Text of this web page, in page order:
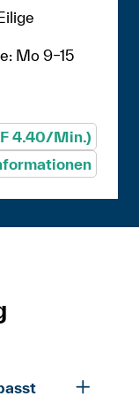
Mo 9–15
4.40/Min.)